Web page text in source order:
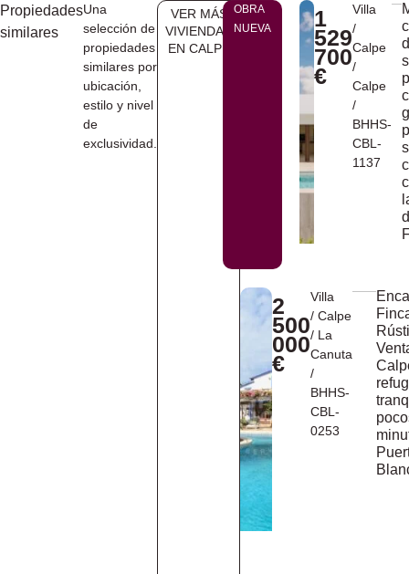
Propiedades
similares
Una
selección de
propiedades
similares por
ubicación,
estilo y nivel
de
exclusividad.
VER MÁS
VIVIENDAS
EN ​CALPE
OBRA
NUEVA
1
529
700
€
Villa
/
Calpe
/
Calpe
/
BHHS-
CBL-
1137
2
500
000
€
Villa
/ Calpe
/ La
Canuta
/
BHHS-
CBL-
0253